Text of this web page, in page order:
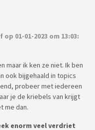
01-01-2023 om 13:03:
maar ik ken ze niet. Ik ben
ook bijgehaald in topics
probeer met iedereen
je de kriebels van krijgt
me dan.
enorm veel verdriet